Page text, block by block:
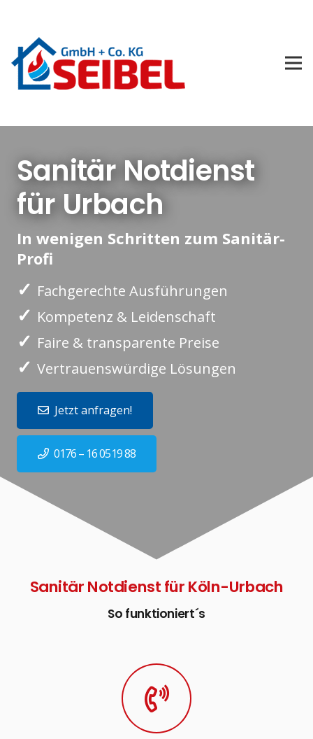
Sanitär Notdienst
für Urbach
In wenigen Schritten zum Sanitär-
Profi
✓ Fachgerechte Ausführungen
✓ Kompetenz & Leidenschaft
✓ Faire & transparente Preise
✓ Vertrauenswürdige Lösungen
Jetzt anfragen!
0176 – 16 0519 88
Sanitär Notdienst für Köln-Urbach
So funktioniert´s